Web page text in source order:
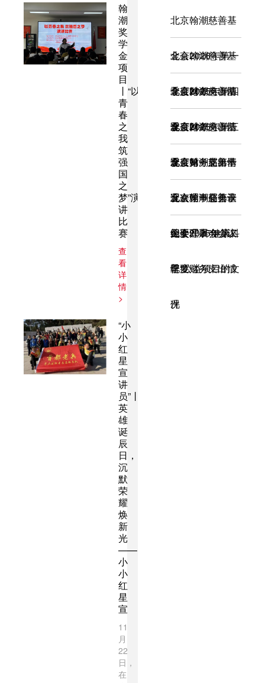
翰
潮
奖
学
金
项
目
丨“以
青
春
之
我
筑
强
国
之
梦”演
讲
比
赛
查
看
详
情
>
“小
小
红
星
宣
讲
员”丨
英
雄
诞
辰
日，
沉
默
荣
耀
焕
新
光
——
小
小
红
星
宣
11
月
22
日，
在
北京翰潮慈善基
金会2026年第一
季度财务支出情
况
北京翰潮慈善基
金会2025年第四
季度财务支出情
况
北京翰潮慈善基
金会2025年第三
季度财务支出情
况
北京翰潮慈善基
金会第一届第十
五次理事会会议
纪要
北京翰潮慈善基
金会第一届第十
四次理事会会议
纪要
北京翰潮慈善基
金会2025年第二
季度财务支出情
况
关于开展”健康科
普“公益项目的文
件